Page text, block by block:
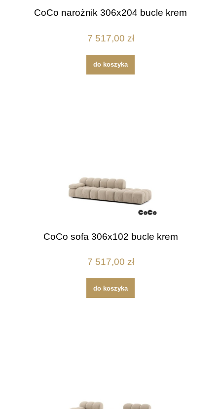
CoCo narożnik 306x204 bucle krem
7 517,00 zł
do koszyka
CoCo sofa 306x102 bucle krem
7 517,00 zł
do koszyka